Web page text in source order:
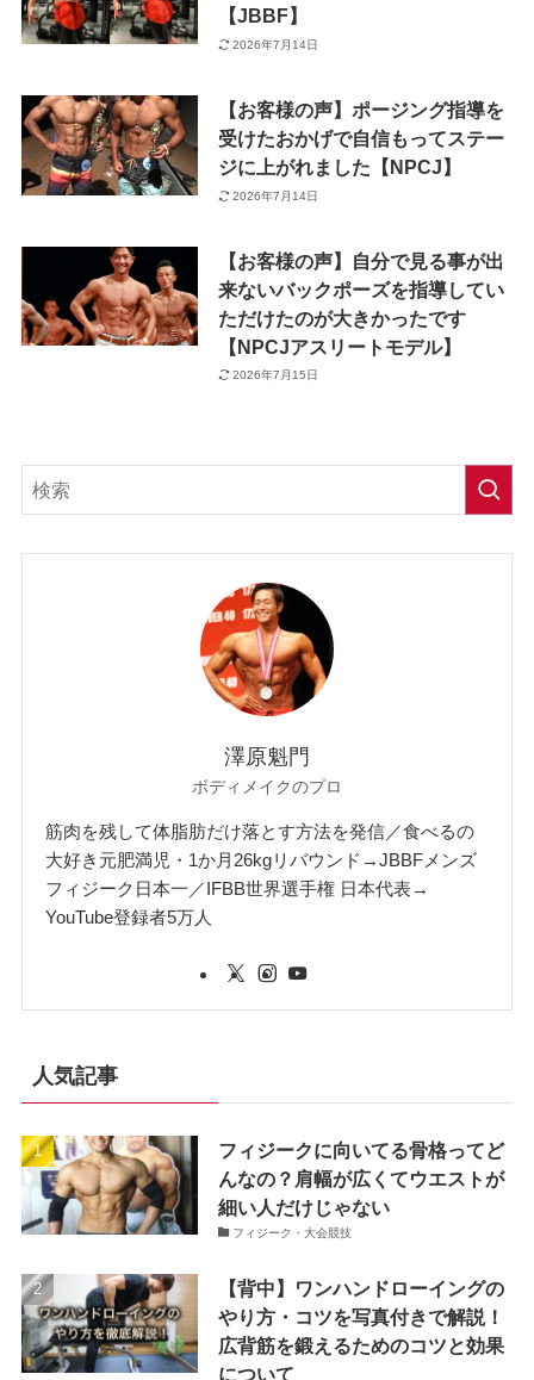
【JBBF】
2026年7月14日
【お客様の声】ポージング指導を
受けたおかげで自信もってステー
ジに上がれました【NPCJ】
2026年7月14日
【お客様の声】自分で見る事が出
来ないバックポーズを指導してい
ただけたのが大きかったです
【NPCJアスリートモデル】
2026年7月15日
澤原魁門
ボディメイクのプロ
筋肉を残して体脂肪だけ落とす方法を発信／食べるの
大好き元肥満児・1か月26kgリバウンド→JBBFメンズ
フィジーク日本一／IFBB世界選手権 日本代表→
YouTube登録者5万人
人気記事
フィジークに向いてる骨格ってど
んなの？肩幅が広くてウエストが
細い人だけじゃない
フィジーク・大会競技
【背中】ワンハンドローイングの
やり方・コツを写真付きで解説！
広背筋を鍛えるためのコツと効果
について